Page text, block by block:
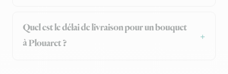
Quel est le délai de livraison pour un bouquet
à Plouaret ?